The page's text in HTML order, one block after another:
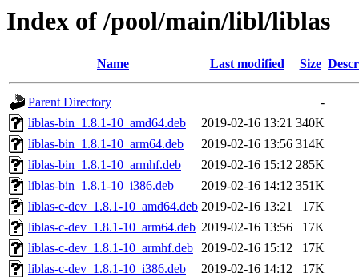
Index of /pool/main/libl/liblas
Name Last modified Size
Parent Directory
-
liblas-bin_1.8.1-10_amd64.deb
2019-02-16 13:21 340K
liblas-bin_1.8.1-10_arm64.deb
2019-02-16 13:56 314K
liblas-bin_1.8.1-10_armhf.deb
2019-02-16 15:12 285K
liblas-bin_1.8.1-10_i386.deb
2019-02-16 14:12 351K
liblas-c-dev_1.8.1-10_amd64.deb 2019-02-16 13:21
17K
liblas-c-dev_1.8.1-10_arm64.deb 2019-02-16 13:56
17K
liblas-c-dev_1.8.1-10_armhf.deb 2019-02-16 15:12
17K
liblas-c-dev_1.8.1-10_i386.deb
2019-02-16 14:12
17K